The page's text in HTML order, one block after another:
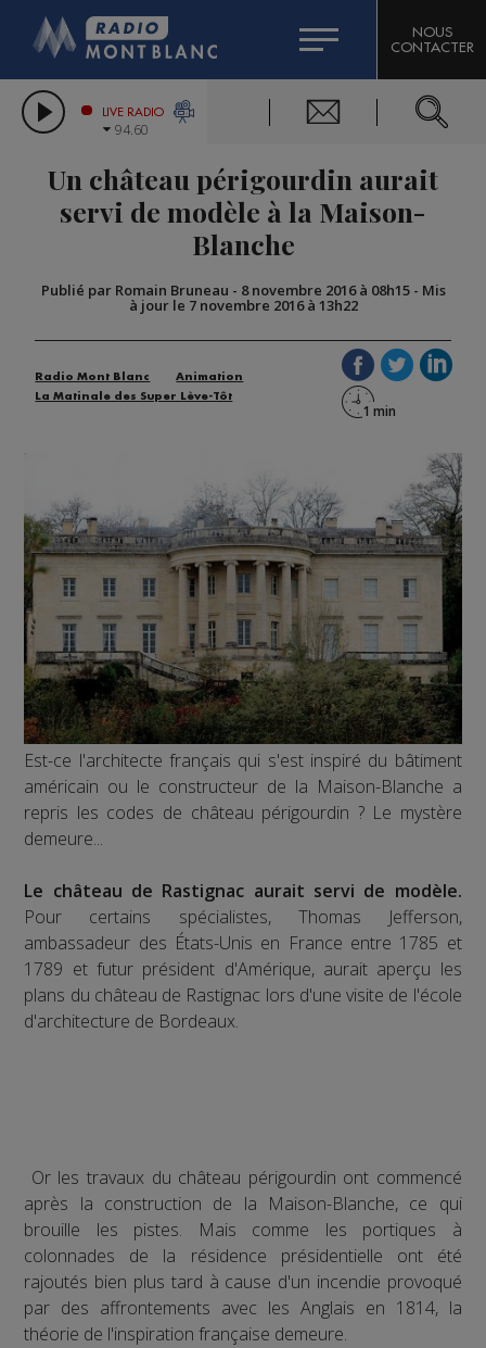
LES CHRONIQUES DE L'EXPERT
CITIZEN MACHINERY
GRAND MASSIF DOMAINES SKIABLES
BIGARD
COMPAGNIE DU MONT-BLANC
NOUS
CONTACTER
LIVE RADIO
94.60
Un château périgourdin aurait
servi de modèle à la Maison-
Blanche
Publié par Romain Bruneau - 8 novembre 2016 à 08h15- Mis
à jour le 7 novembre 2016 à 13h22
Radio Mont Blanc
Animation
La Matinale des Super Lève-Tôt
Est-ce l'architecte français qui s'est inspiré du bâtiment
américain ou le constructeur de la Maison-Blanche a
repris les codes de château périgourdin ? Le mystère
demeure...
Le château de Rastignac aurait servi de modèle.
Pour certains spécialistes, Thomas Jefferson,
ambassadeur des États-Unis en France entre 1785 et
1789 et futur président d'Amérique, aurait aperçu les
plans du château de Rastignac lors d'une visite de l'école
d'architecture de Bordeaux.
Or les travaux du château périgourdin ont commencé
après la construction de la Maison-Blanche, ce qui
brouille les pistes. Mais comme les portiques à
colonnades de la résidence présidentielle ont été
rajoutés bien plus tard à cause d'un incendie provoqué
par des affrontements avec les Anglais en 1814, la
théorie de l'inspiration française demeure.